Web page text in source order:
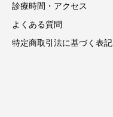
診療時間・アクセス
よくある質問
特定商取引法に基づく表記